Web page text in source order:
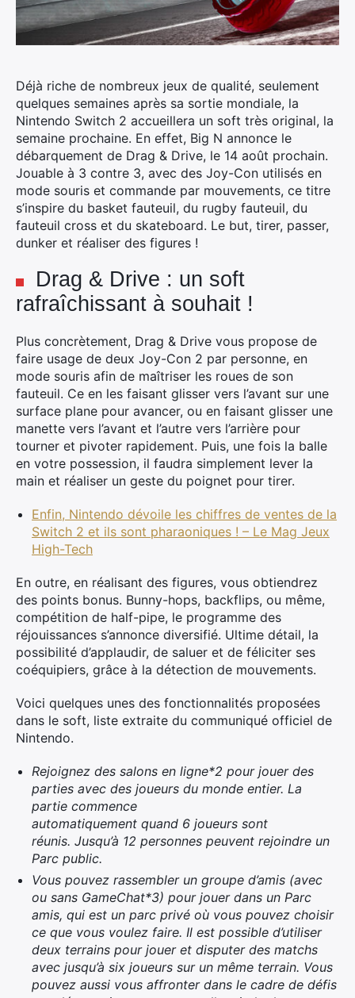
Déjà riche de nombreux jeux de qualité, seulement
quelques semaines après sa sortie mondiale, la
Nintendo Switch 2 accueillera un soft très original, la
semaine prochaine. En effet, Big N annonce le
débarquement de Drag & Drive, le 14 août prochain.
Jouable à 3 contre 3, avec des Joy-Con utilisés en
mode souris et commande par mouvements, ce titre
s’inspire du basket fauteuil, du rugby fauteuil, du
fauteuil cross et du skateboard. Le but, tirer, passer,
dunker et réaliser des figures !
Drag & Drive : un soft
rafraîchissant à souhait !
Plus concrètement, Drag & Drive vous propose de
faire usage de deux Joy-Con 2 par personne, en
mode souris afin de maîtriser les roues de son
fauteuil. Ce en les faisant glisser vers l’avant sur une
surface plane pour avancer, ou en faisant glisser une
manette vers l’avant et l’autre vers l’arrière pour
tourner et pivoter rapidement. Puis, une fois la balle
en votre possession, il faudra simplement lever la
main et réaliser un geste du poignet pour tirer.
Enfin, Nintendo dévoile les chiffres de ventes de la
Switch 2 et ils sont pharaoniques ! – Le Mag Jeux
High-Tech
En outre, en réalisant des figures, vous obtiendrez
des points bonus. Bunny-hops, backflips, ou même,
compétition de half-pipe, le programme des
réjouissances s’annonce diversifié. Ultime détail, la
possibilité d’applaudir, de saluer et de féliciter ses
coéquipiers, grâce à la détection de mouvements.
Voici quelques unes des fonctionnalités proposées
dans le soft, liste extraite du communiqué officiel de
Nintendo.
Rejoignez des salons en ligne*2 pour jouer des
parties avec des joueurs du monde entier. La
partie commence
automatiquement quand 6 joueurs sont
réunis. Jusqu’à 12 personnes peuvent rejoindre un
Parc public.
Vous pouvez rassembler un groupe d’amis (avec
ou sans GameChat*3) pour jouer dans un Parc
amis, qui est un parc privé où vous pouvez choisir
ce que vous voulez faire. Il est possible d’utiliser
deux terrains pour jouer et disputer des matchs
avec jusqu’à six joueurs sur un même terrain. Vous
pouvez aussi vous affronter dans le cadre de défis